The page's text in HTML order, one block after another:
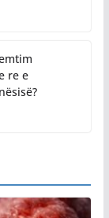
re e